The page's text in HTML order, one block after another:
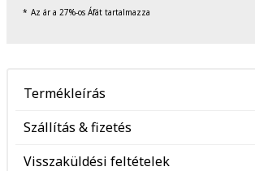
Az ár a 27%-os Áfát tartalmazza
Termékleírás
Szállítás & fizetés
Visszaküldési feltételek